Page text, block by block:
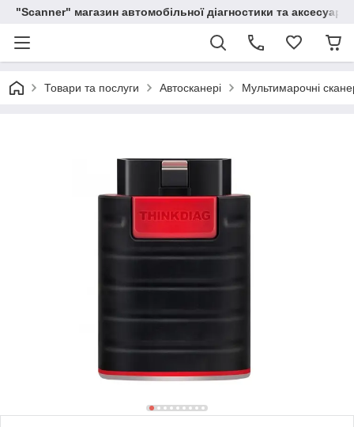
"Scanner" магазин автомобільної діагностики та аксесуарів
Товари та послуги Автосканері Мультимарочні